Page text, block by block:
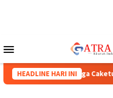
Mobile
HEADLINE HARI INI
XVIII Menguat, Tiga Caketum